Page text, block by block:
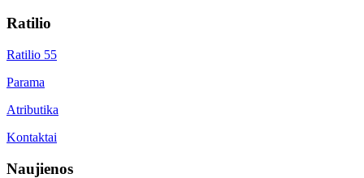
Ratilio
Ratilio 55
Parama
Atributika
Kontaktai
Naujienos